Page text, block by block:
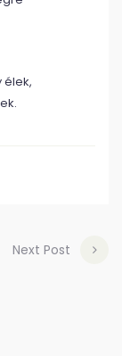
élek,
Next Post